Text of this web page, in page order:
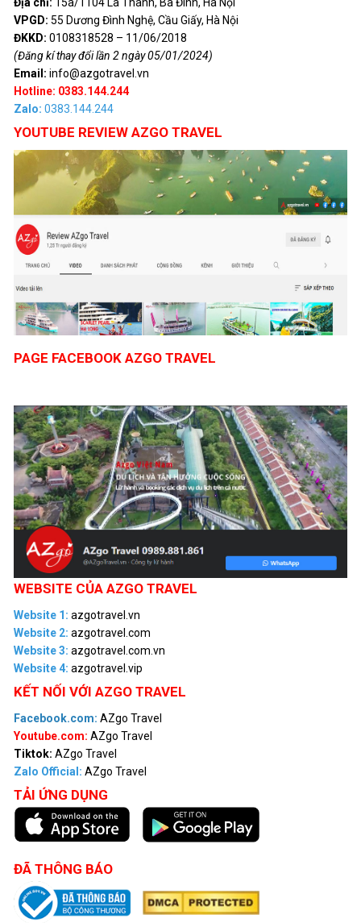
VPGD: 55 Dương Đình Nghệ, Cầu Giấy, Hà Nội
ĐKKD: 0108318528 – 11/06/2018
(Đăng kí thay đổi lần 2 ngày 05/01/2024)
Email: info@azgotravel.vn
Hotline: 0383.144.244
Zalo: 0383.144.244
YOUTUBE REVIEW AZGO TRAVEL
PAGE FACEBOOK AZGO TRAVEL
WEBSITE CỦA AZGO TRAVEL
Website 1: azgotravel.vn
Website 2: azgotravel.com
Website 3: azgotravel.com.vn
Website 4: azgotravel.vip
KẾT NỐI VỚI AZGO TRAVEL
Facebook.com: AZgo Travel
Youtube.com: AZgo Travel
Tiktok: AZgo Travel
Zalo Official : AZgo Travel
TẢI ỨNG DỤNG
ĐÃ THÔNG BÁO